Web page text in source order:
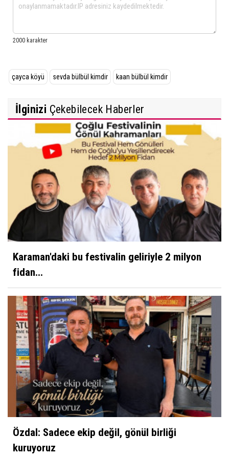
çayca köyü sevda bülbül kimdir kaan bülbül kimdir
İlginizi Çekebilecek Haberler
Karaman'daki bu festivalin geliriyle 2 milyon
fidan...
Özdal: Sadece ekip değil, gönül birliği
kuruyoruz